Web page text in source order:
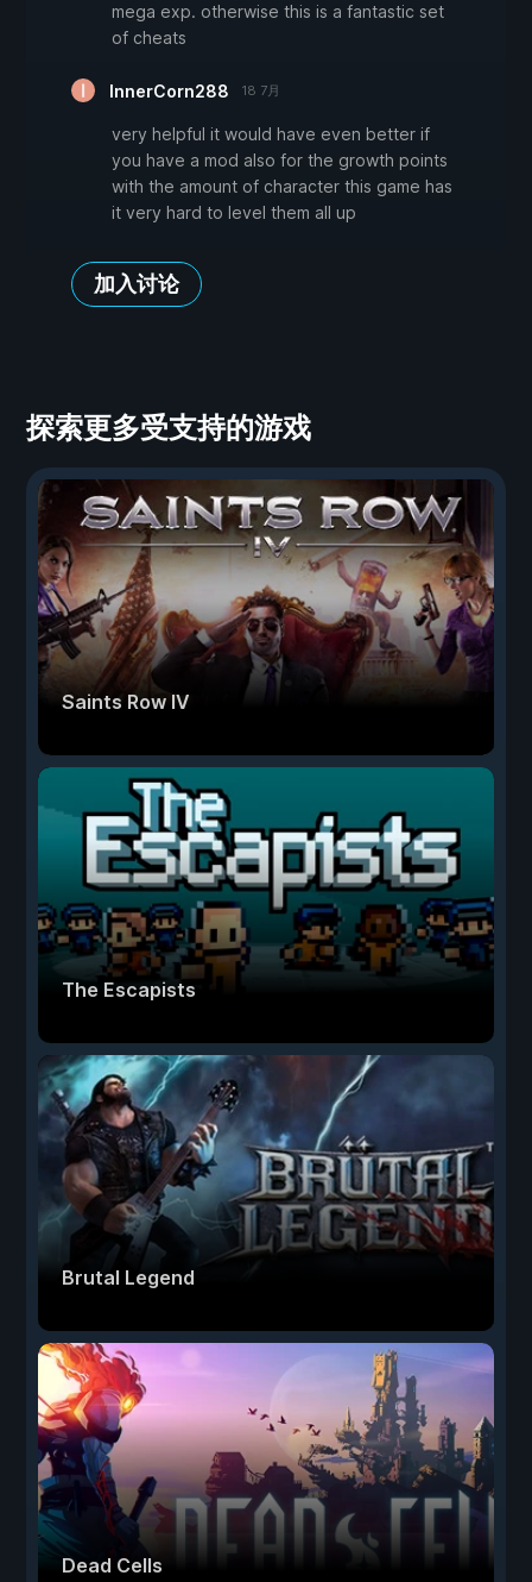
mega exp. otherwise this is a fantastic set
of cheats
InnerCorn288 18 7月
very helpful it would have even better if
you have a mod also for the growth points
with the amount of character this game has
it very hard to level them all up
加入讨论
探索更多受支持的游戏
Saints Row IV
The Escapists
Brutal Legend
Dead Cells